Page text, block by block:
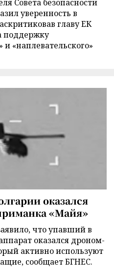
Совета безопасности
уверенность в
главу ЕК
поддержку
«наплевательского»
оказался
«Майя»
что упавший в
оказался дроном-
активно используют
сообщает БГНЕС.